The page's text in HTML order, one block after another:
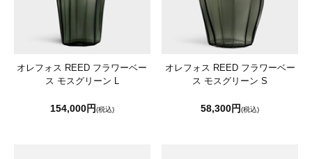
オレフォス REED フラワーベー
ス モスグリーン L
154,000円(税込)
オレフォス REED フラワーベー
ス モスグリーン S
58,300円(税込)